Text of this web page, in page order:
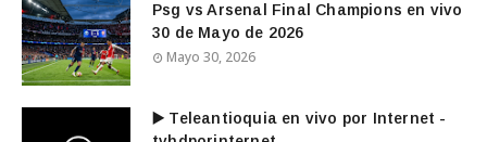
Psg vs Arsenal Final Champions en vivo
30 de Mayo de 2026
Mayo 30, 2026
▶️ Teleantioquia en vivo por Internet -